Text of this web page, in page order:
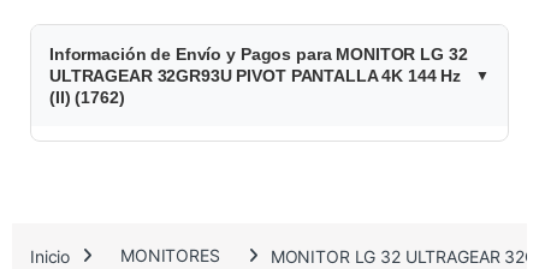
$
1
.
5
Información de Envío y Pagos para MONITOR LG 32
ULTRAGEAR 32GR93U PIVOT PANTALLA 4K 144 Hz
(II) (1762)
Inicio MONITORES MONITOR LG 32 ULTRAGEAR